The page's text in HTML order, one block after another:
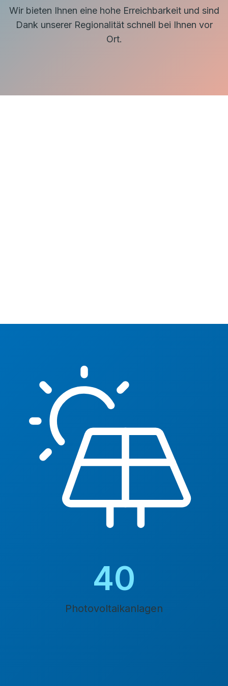
Wir bieten Ihnen eine hohe Erreichbarkeit und sind
Dank unserer Regionalität schnell bei Ihnen vor
Ort.
45
Photovoltaikanlagen